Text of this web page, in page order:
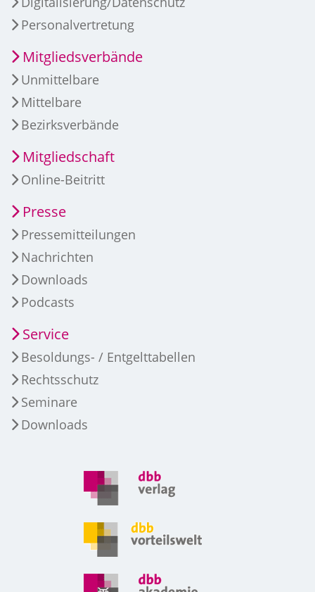
Personalvertretung
Mitgliedsverbände
Unmittelbare
Mittelbare
Bezirksverbände
Mitgliedschaft
Online-Beitritt
Presse
Pressemitteilungen
Nachrichten
Downloads
Podcasts
Service
Besoldungs- / Entgelttabellen
Rechtsschutz
Seminare
Downloads